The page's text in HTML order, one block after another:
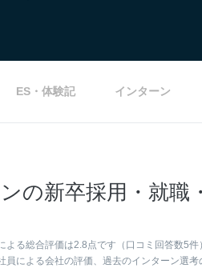
ES・体験記 インターン
の新卒採用・就職
る総合評価は2.8点です（口コミ回答数5
による会社の評価、過去のインターン選